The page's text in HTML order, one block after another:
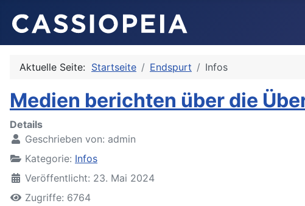
Aktuelle Seite: Startseite Endspurt Infos
Medien berichten über die
Details
Geschrieben von: admin
Kategorie: Infos
Veröffentlicht: 23. Mai 2024
Zugriffe: 6764